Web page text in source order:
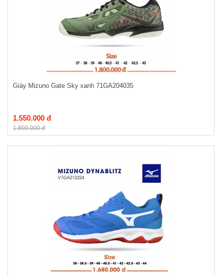
Giày Mizuno Gate Sky xanh 71GA204035
1.550.000 đ
1.800.000 đ